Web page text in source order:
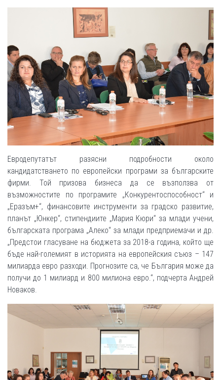
Евродепутатът разясни подробности около
кандидатстването по европейски програми за българските
фирми. Той призова бизнеса да се възползва от
възможностите по програмите „Конкурентоспособност“ и
„Еразъм+“, финансовите инструменти за градско развитие,
планът „Юнкер“, стипендиите „Мария Кюри“ за млади учени,
българската програма „Алеко“ за млади предприемачи и др.
„Предстои гласуване на бюджета за 2018-а година, който ще
бъде най-големият в историята на европейския съюз – 147
милиарда евро разходи. Прогнозите са, че България може да
получи до 1 милиард и 800 милиона евро.“, подчерта Андрей
Новаков.